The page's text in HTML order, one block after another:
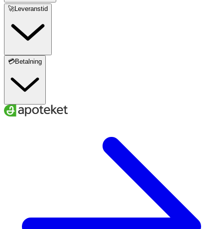
🚀Leveranstid
💳Betalning